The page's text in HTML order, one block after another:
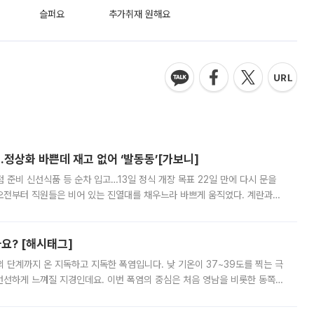
슬퍼요 추가취재 원해요
상화 바쁜데 재고 없어 ‘발동동’[가보니]
준비 신선식품 등 순차 입고…13일 정식 개장 목표 22일 만에 다시 문을
부터 직원들은 비어 있는 진열대를 채우느라 바쁘게 움직였다. 계란과
? [해시태그]
단계까지 온 지독하고 지독한 폭염입니다. 낮 기온이 37~39도를 찍는 극
하게 느껴질 지경인데요. 이번 폭염의 중심은 처음 영남을 비롯한 동쪽